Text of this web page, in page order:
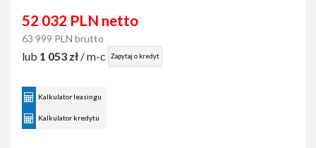
52 032 PLN netto
63 999 PLN brutto
lub 1 053 zł / m-c Zapytaj o kredyt
Kalkulator leasingu
Kalkulator kredytu